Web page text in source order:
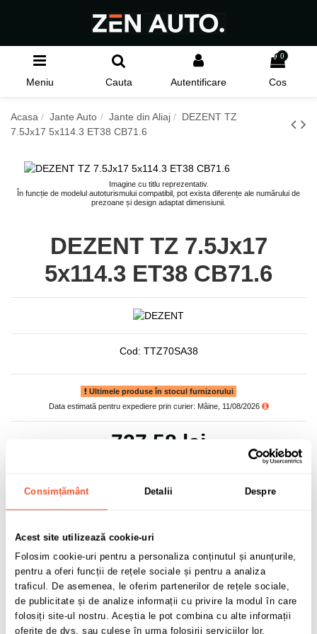
Consimțământ Detalii Despre
Acest site utilizează cookie-uri
Folosim cookie-uri pentru a personaliza conținutul și anunțurile,
pentru a oferi funcții de rețele sociale și pentru a analiza
traficul. De asemenea, le oferim partenerilor de rețele sociale,
de publicitate și de analize informații cu privire la modul în care
folosiți site-ul nostru. Aceștia le pot combina cu alte informații
oferite de dvs. sau culese în urma folosirii serviciilor lor.
Meniu Cauta Autentificare
0
Cos
Acasa Jante Auto Jante din Aliaj
DEZENT TZ
7.5Jx17 5x114.3 ET38 CB71.6
Imagine cu titlu reprezentativ.
În funcție de modelul autoturismului compatibil, pot exista diferențe ale numărului de
prezoane și design adaptat dimensiunii.
DEZENT TZ 7.5Jx17
5x114.3 ET38 CB71.6
Cod: TTZ70SA38
Ultimele produse în stocul furnizorului
Data estimată pentru expediere prin curier: Mâine, 11/08/2026
727,58 lei
Adaugă în coș
2 buc disponibile pentru comandă